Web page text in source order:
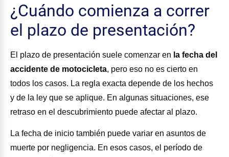
¿Cuándo comienza a correr
el plazo de presentación?
El plazo de presentación suele comenzar en la fecha del
accidente de motocicleta, pero eso no es cierto en
todos los casos. La regla exacta depende de los hechos
y de la ley que se aplique. En algunas situaciones, ese
retraso en el descubrimiento puede afectar al plazo.
La fecha de inicio también puede variar en asuntos de
muerte por negligencia. En esos casos, el período de